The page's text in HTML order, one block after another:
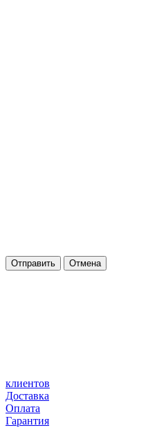
Отправить Отмена
клиентов
Доставка
Оплата
Гарантия